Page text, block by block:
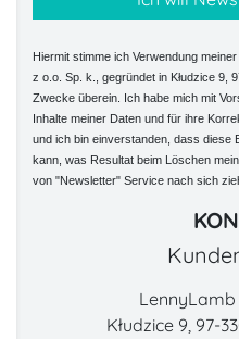
Hiermit stimme ich Verwendung
z o.o. Sp. k., gegründet in Kłudzice 9,
Zwecke überein. Ich habe mich mit
Inhalte meiner Daten und für ihre
und ich bin einverstanden, dass diese
kann, was Resultat beim Löschen
von "Newsletter" Service nach sich
LennyLamb
Kłudzice 9, 97-